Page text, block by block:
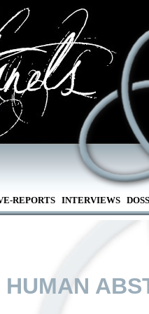
REPORTS INTERVIEWS
HUMAN